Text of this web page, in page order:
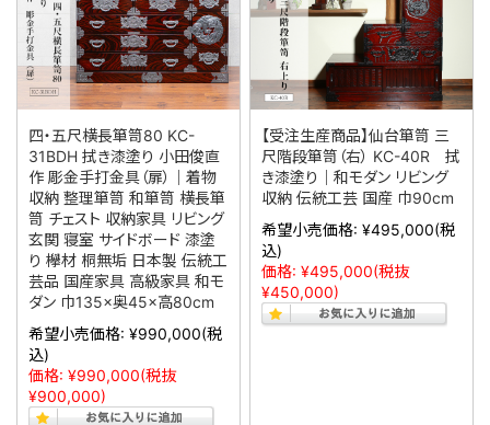
四・五尺横長箪笥80 KC-
31BDH 拭き漆塗り 小田俊直
作 彫金手打金具（扉）｜着物
収納 整理箪笥 和箪笥 横長箪
笥 チェスト 収納家具 リビング
玄関 寝室 サイドボード 漆塗
り 欅材 桐無垢 日本製 伝統工
芸品 国産家具 高級家具 和モ
ダン 巾135×奥45×高80cm
希望小売価格: ¥990,000(税
込)
価格: ¥990,000(税抜
¥900,000)
【受注生産商品】仙台箪笥 三
尺階段箪笥（右） KC-40R 拭
き漆塗り｜和モダン リビング
収納 伝統工芸 国産 巾90cm
希望小売価格: ¥495,000(税
込)
価格: ¥495,000(税抜
¥450,000)